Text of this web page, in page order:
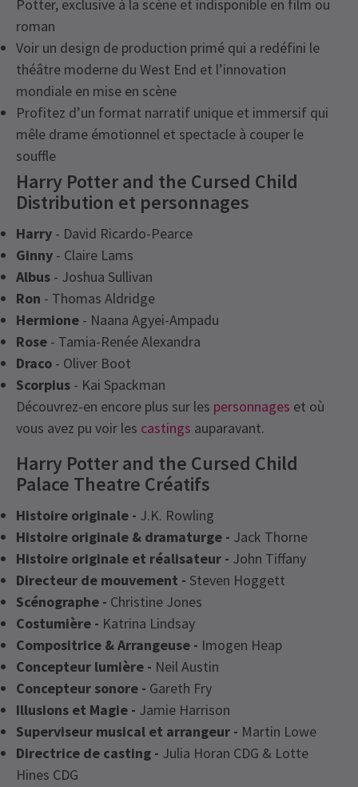
Potter, exclusive à la scène et indisponible en film ou
roman
Voir un design de production primé qui a redéfini le
théâtre moderne du West End et l’innovation
mondiale en mise en scène
Profitez d’un format narratif unique et immersif qui
mêle drame émotionnel et spectacle à couper le
souffle
Harry Potter and the Cursed Child
Distribution et personnages
Harry - David Ricardo-Pearce
Ginny - Claire Lams
Albus - Joshua Sullivan
Ron - Thomas Aldridge
Hermione - Naana Agyei-Ampadu
Rose - Tamia-Renée Alexandra
Draco - Oliver Boot
Scorpius - Kai Spackman
Découvrez-en encore plus sur les personnages et où
vous avez pu voir les castings auparavant.
Harry Potter and the Cursed Child
Palace Theatre Créatifs
Histoire originale - J.K. Rowling
Histoire originale & dramaturge - Jack Thorne
Histoire originale et réalisateur - John Tiffany
Directeur de mouvement - Steven Hoggett
Scénographe - Christine Jones
Costumière - Katrina Lindsay
Compositrice & Arrangeuse - Imogen Heap
Concepteur lumière - Neil Austin
Concepteur sonore - Gareth Fry
Illusions et Magie - Jamie Harrison
Superviseur musical et arrangeur - Martin Lowe
Directrice de casting - Julia Horan CDG & Lotte
Hines CDG